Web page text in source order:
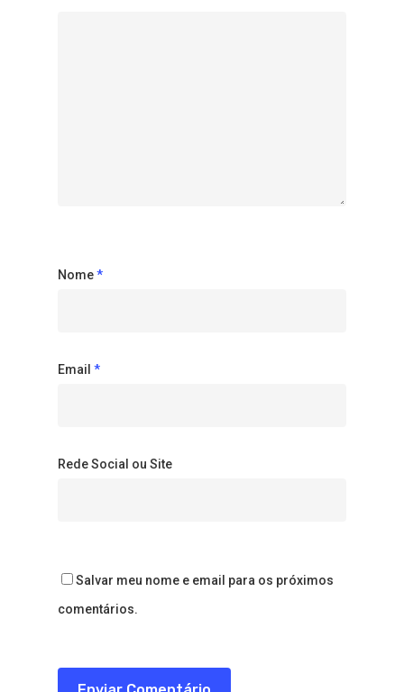
Nome*
Email *
Rede Social ou Site
Salvar meu nome e email para os próximos
comentários.